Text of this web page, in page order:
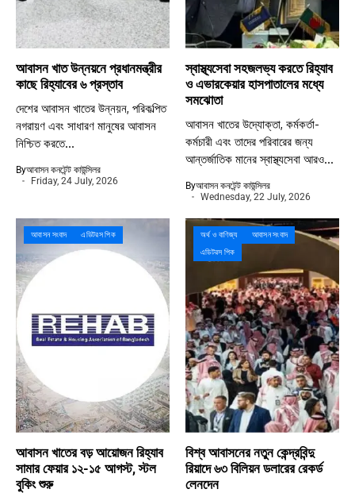
আবাসন খাত উন্নয়নে প্রধানমন্ত্রীর
কাছে রিহ্যাবের ৬ প্রস্তাব
দেশের আবাসন খাতের উন্নয়ন, পরিকল্পিত
নগরায়ণ এবং সাধারণ মানুষের আবাসন
নিশ্চিত করতে...
Byআবাসন কনটেন্ট কাউন্সিলর
Friday, 24 July, 2026
স্বাস্থ্যসেবা সহজলভ্য করতে রিহ্যাব
ও এভারকেয়ার হাসপাতালের মধ্যে
সমঝোতা
আবাসন খাতের উদ্যোক্তা, কর্মকর্তা-
কর্মচারী এবং তাদের পরিবারের জন্য
আন্তর্জাতিক মানের স্বাস্থ্যসেবা আরও...
Byআবাসন কনটেন্ট কাউন্সিলর
Wednesday, 22 July, 2026
আবাসন সংবাদ এডিটরস পিক
আবাসন খাতের বড় আয়োজন রিহ্যাব
সামার ফেয়ার ১২-১৫ আগস্ট, স্টল
বুকিং শুরু
অর্থ ও বাণিজ্য
আবাসন সংবাদ
এডিটরস পিক
বিশ্ব আবাসনের নতুন কেন্দ্রবিন্দু
রিয়াদে ৬৩ বিলিয়ন ডলারের রেকর্ড
লেনদেন